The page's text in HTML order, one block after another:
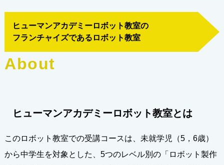
ヒューマンアカデミーロボット教室の
フランチャイズであるロボット教室
About
ヒューマンアカデミーロボット教室とは
このロボット教室での受講コースは、未就学児（5，6歳）
から中学生を対象とした、5つのレベル別の「ロボット製作